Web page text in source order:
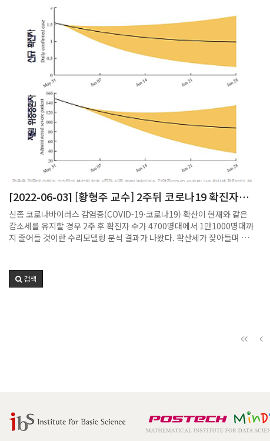
같은 현상을 충분히 고려해야 한다”며 “이미 배출된 온실가스는 지속적으
로 기후에 영향을 미치기 때문에 이러한 장기적인 영향까지 기후변화에 의
한 사회적 비용으로 평가하고, 예측하는 것이 중요하다”고 말했다.한국연
구재단 리더사업(급격한기후변화연구센터)의 지원을 받아 수행된 이번
연구성과는 최근 국제학술지 ‘사이언스 어드밴시스(Science
Advances)’에 게재됐다.출처: 포스텍, 이산화탄소 감축 시기의 극한 엘
니뇨 증가 예측 - 전자신문 (etnews.com)
졸업식과 달리 소외되는 인원 없이 학위수여식 참석자 전원 단상에 올랐
다.김성근 총장은 졸업식사에서 “호박벌은 자신의 한계를 모르기 때문에
무수한 실패와 좌절 끝에 결국 날 수 있었다”며 공기역학적으로 불가능한
비행을 가능하게 만든 호박벌의 우직함을 얘기했다.또 “지금은 힘겹게 날
개를 퍼덕이는 호박벌과 같겠지만 언젠가는 하늘로 솟구치는 독수리같이
뻗어나가기를 기대한다”며 새로운 비상을 준비하고 있는 졸업생들에게
응원의 말을 전했다.대학 행사를 마친 후 수리과학관 402호에서 학부위원
장 주관으로 수학과 자체 학위수여식을 개최하였다. 박사 4명, 석사 2명,
학사 10명총 16명이 학위를 수여 받았으며, 졸업생과 가족들, 학과 구성
원들이 참석하여 졸업을 축하해 주었다.졸업식은 지난 1년간 학과의 주요
활동을 담은 영상 시청, 이동현 교수의 축하 인사, 학위기 수여, 꽃다발 및
기념품 전달,우수 논문상 시상, 기념사진 촬영 순으로 진행되었으며, 행사
후 참가자들에게 점심식사를 위해 도시락을 제공하였다.
[2022-06-03] [황형주 교수] 2주뒤 코로나19 확진자
4700~1만1000명대…연휴 영향 크면 다시 증가세 전환
신종 코로나바이러스 감염증(COVID-19·코로나19) 확산이 현재와 같은
감소세를 유지할 경우 2주 후 확진자 수가 4700명대에서 1만1000명대까
지 줄어들 것이란 수리모델링 분석 결과가 나왔다. 확산세가 잦아들며 확
가세로 전환할 수 있다는 전망도 나온다.국가수리과학연구소는 지난달
31일 현재 코로나19 확산세를 수학 모델로 전망한 내용을 담은 ‘코로나19
정일효 부산대 수학과 교수팀, 심은하 숭실대 수학과 교수팀, 이창형 울산
루 확진자 수가 1만1163명, 4주 후에는 9827명으로 줄어들 것으로 분석
했다.다른 전문가들도 감소세가 계속해 이어질 것으로 전망했다. 최선화
검색